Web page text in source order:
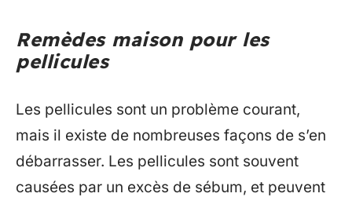
Remèdes maison pour les
pellicules
Les pellicules sont un problème courant,
mais il existe de nombreuses façons de s’en
débarrasser. Les pellicules sont souvent
causées par un excès de sébum, et peuvent